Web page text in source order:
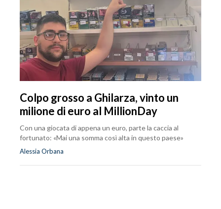
Colpo grosso a Ghilarza, vinto un
milione di euro al MillionDay
Con una giocata di appena un euro, parte la caccia al
fortunato: «Mai una somma così alta in questo paese»
Alessia Orbana